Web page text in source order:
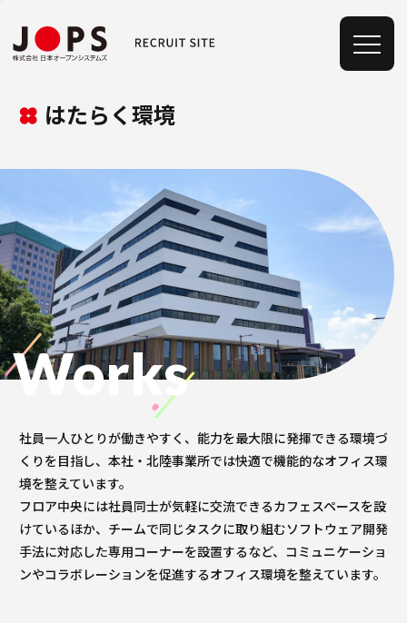
はたらく環境
Works
社員一人ひとりが働きやすく、能力を最大限に発揮できる環境づ
くりを目指し、本社・北陸事業所では快適で機能的なオフィス環
境を整えています。
フロア中央には社員同士が気軽に交流できるカフェスペースを設
けているほか、チームで同じタスクに取り組むソフトウェア開発
手法に対応した専用コーナーを設置するなど、コミュニケーショ
ンやコラボレーションを促進するオフィス環境を整えています。